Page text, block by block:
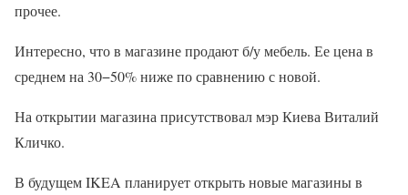
прочее.
Интересно, что в магазине продают б/у мебель. Ее цена в
среднем на 30−50% ниже по сравнению с новой.
На открытии магазина присутствовал мэр Киева Виталий
Кличко.
В будущем IKEA планирует открыть новые магазины в